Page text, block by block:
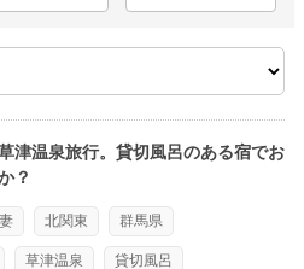
津温泉旅行。貸切風呂のある宿でお
？
妻 北関東 群馬県
草津温泉 貸切風呂